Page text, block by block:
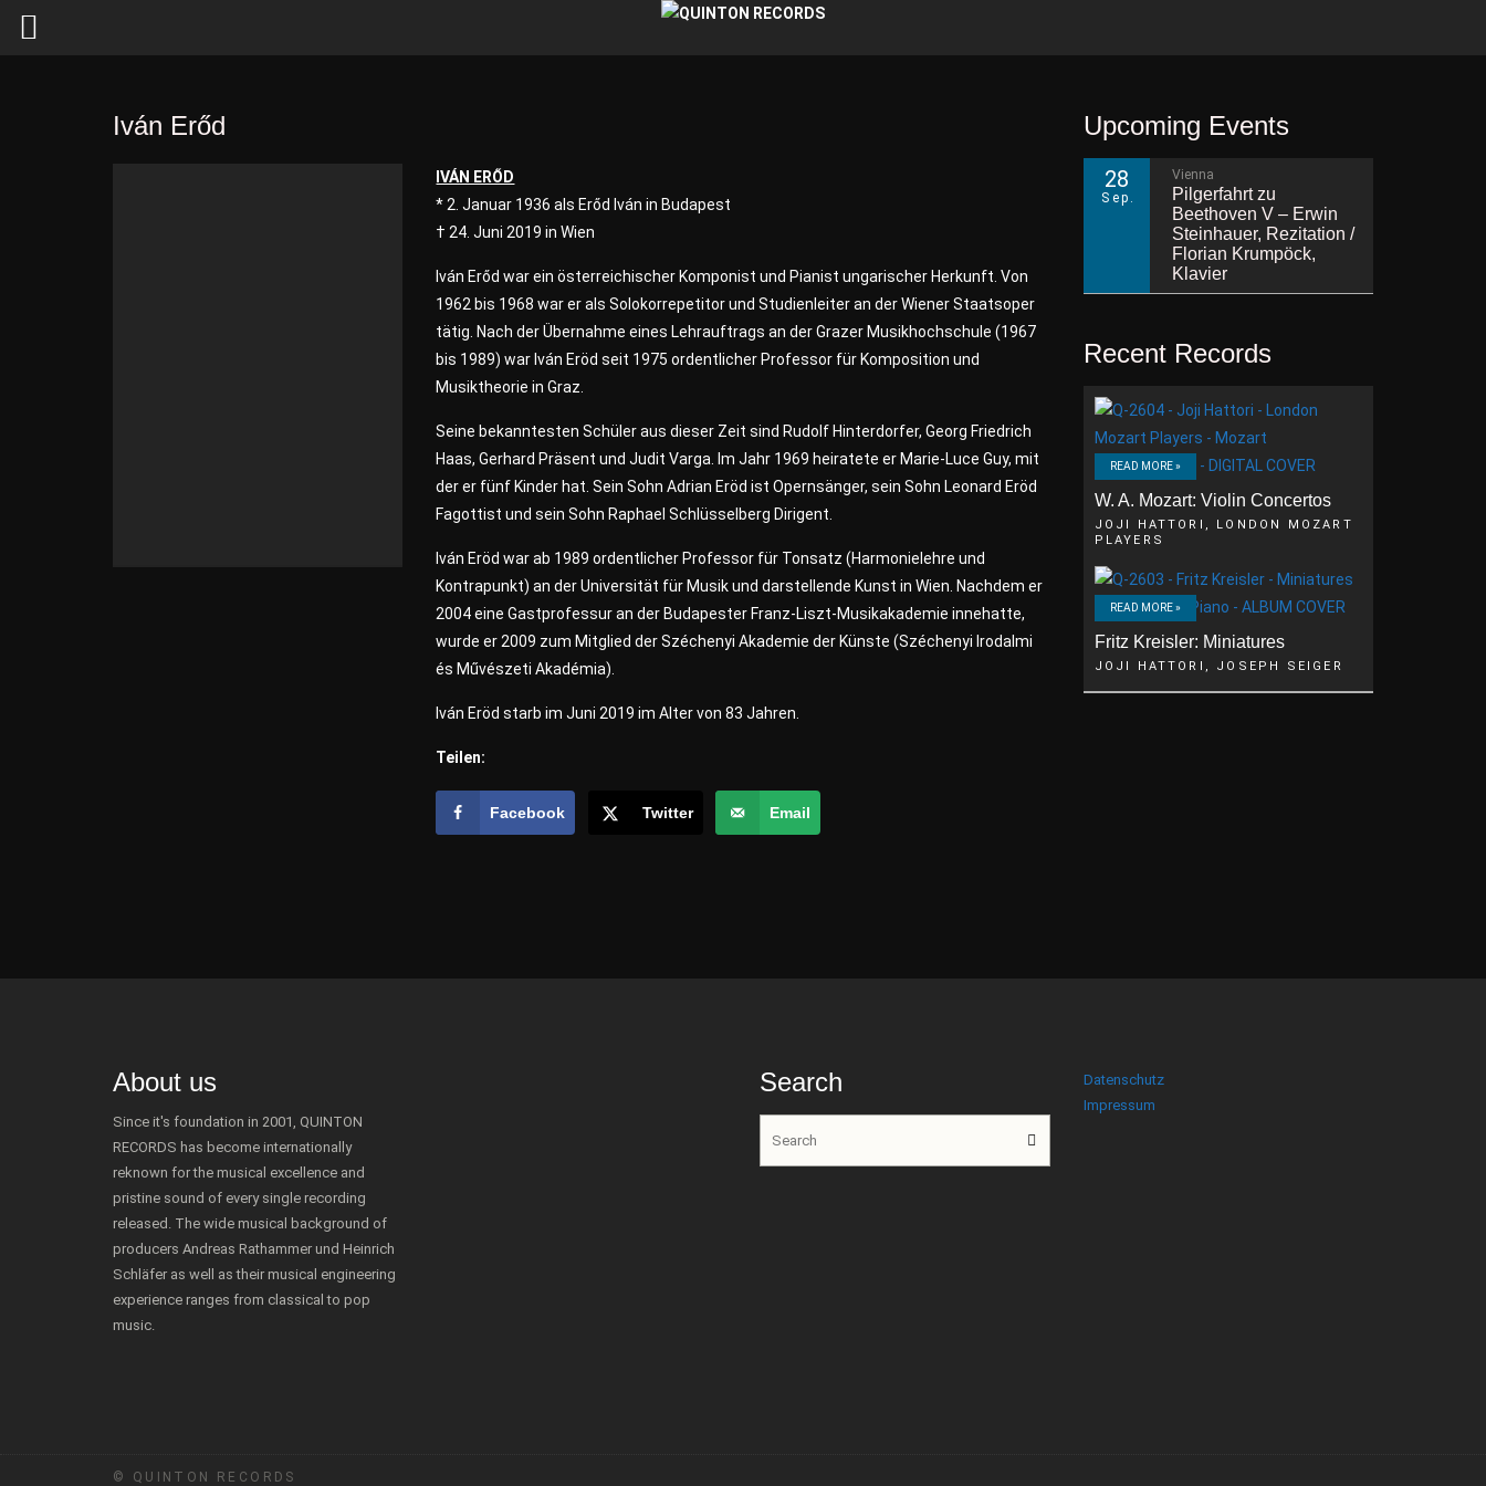
Iván Erőd
IVÁN ERŐD
* 2. Januar 1936 als Erőd Iván in Budapest
† 24. Juni 2019 in Wien
Iván Erőd war ein österreichischer Komponist und Pianist ungarischer Herkunft. Von
1962 bis 1968 war er als Solokorrepetitor und Studienleiter an der Wiener Staatsoper
tätig. Nach der Übernahme eines Lehrauftrags an der Grazer Musikhochschule (1967
bis 1989) war Iván Eröd seit 1975 ordentlicher Professor für Komposition und
Musiktheorie in Graz.
Seine bekanntesten Schüler aus dieser Zeit sind Rudolf Hinterdorfer, Georg Friedrich
Haas, Gerhard Präsent und Judit Varga. Im Jahr 1969 heiratete er Marie-Luce Guy, mit
der er fünf Kinder hat. Sein Sohn Adrian Eröd ist Opernsänger, sein Sohn Leonard Eröd
Fagottist und sein Sohn Raphael Schlüsselberg Dirigent.
Iván Eröd war ab 1989 ordentlicher Professor für Tonsatz (Harmonielehre und
Kontrapunkt) an der Universität für Musik und darstellende Kunst in Wien. Nachdem er
2004 eine Gastprofessur an der Budapester Franz-Liszt-Musikakademie innehatte,
wurde er 2009 zum Mitglied der Széchenyi Akademie der Künste (Széchenyi Irodalmi
és Művészeti Akadémia).
Iván Eröd starb im Juni 2019 im Alter von 83 Jahren.
Teilen:
Facebook Twitter Email
Upcoming Events
28
Sep.
Vienna
Pilgerfahrt zu
Beethoven V – Erwin
Steinhauer, Rezitation /
Florian Krumpöck,
Klavier
Recent Records
READ MORE »
W. A. Mozart: Violin Concertos
JOJI HATTORI, LONDON MOZART
PLAYERS
READ MORE »
Fritz Kreisler: Miniatures
JOJI HATTORI, JOSEPH SEIGER
About us
Since it's foundation in 2001, QUINTON
RECORDS has become internationally
reknown for the musical excellence and
pristine sound of every single recording
released. The wide musical background of
producers Andreas Rathammer und Heinrich
Schläfer as well as their musical engineering
experience ranges from classical to pop
music.
Search
Datenschutz
Impressum
© QUINTON RECORDS